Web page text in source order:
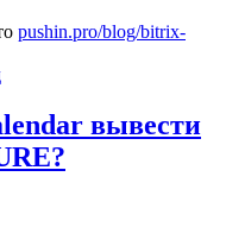
pushin.pro/blog/bitrix-
вывести